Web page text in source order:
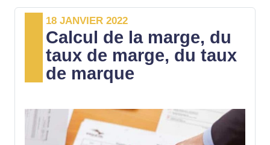
18 JANVIER 2022
Calcul de la marge, du
taux de marge, du taux
de marque